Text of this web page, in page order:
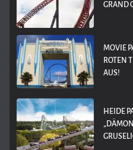
GRAND
MOVIE
ROTEN
AUS!
HEIDE